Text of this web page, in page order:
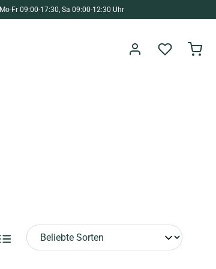
Mo-Fr 09:00-17:30, Sa 09:00-12:30 Uhr